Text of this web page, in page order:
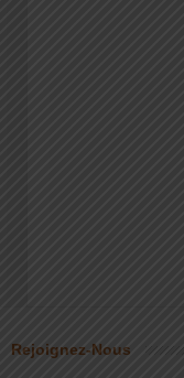
Rejoignez-Nous